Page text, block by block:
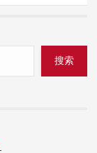
搜索